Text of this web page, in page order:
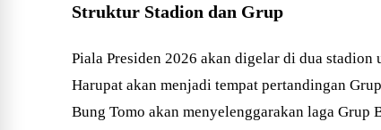
Struktur Stadion dan Grup
Piala Presiden 2026 akan digelar di dua
Harupat akan menjadi tempat pertandingan
Bung Tomo akan menyelenggarakan laga Grup